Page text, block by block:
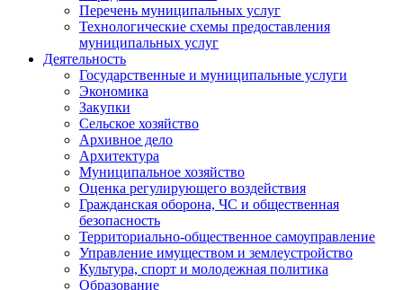
Перечень муниципальных услуг
Технологические схемы предоставления
муниципальных услуг
Деятельность
Государственные и муниципальные услуги
Экономика
Закупки
Сельское хозяйство
Архивное дело
Архитектура
Муниципальное хозяйство
Оценка регулирующего воздействия
Гражданская оборона, ЧС и общественная
безопасность
Территориально-общественное самоуправление
Управление имуществом и землеустройство
Культура, спорт и молодежная политика
Образование